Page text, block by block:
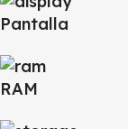
Pantalla
RAM